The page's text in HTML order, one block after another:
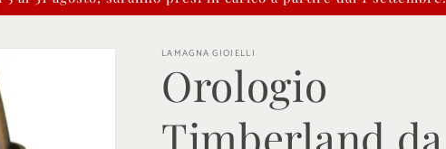
LAMAGNA GIOIELLI
Orologio
Timberland da